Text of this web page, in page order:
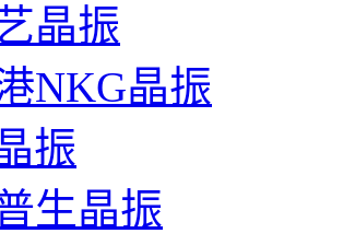
晶振
NKG晶振
振
生晶振